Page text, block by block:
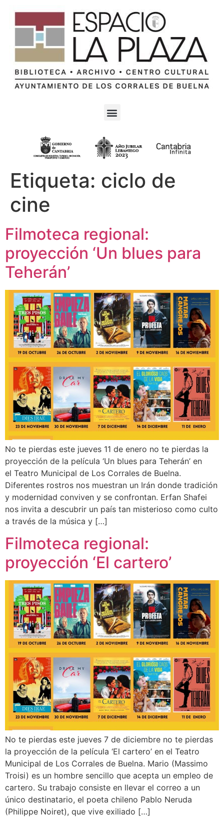
Etiqueta: ciclo de
cine
Filmoteca regional:
proyección ‘Un blues para
Teherán’
No te pierdas este jueves 11 de enero no te pierdas la
proyección de la película ‘Un blues para Teherán’ en
el Teatro Municipal de Los Corrales de Buelna.
Diferentes rostros nos muestran un Irán donde tradición
y modernidad conviven y se confrontan. Erfan Shafei
nos invita a descubrir un país tan misterioso como culto
a través de la música y […]
Filmoteca regional:
proyección ‘El cartero’
No te pierdas este jueves 7 de diciembre no te pierdas
la proyección de la película ‘El cartero’ en el Teatro
Municipal de Los Corrales de Buelna. Mario (Massimo
Troisi) es un hombre sencillo que acepta un empleo de
cartero. Su trabajo consiste en llevar el correo a un
único destinatario, el poeta chileno Pablo Neruda
(Philippe Noiret), que vive exiliado […]